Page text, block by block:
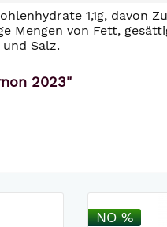
1,1g, davon
Mengen von Fett,
Salz.
2023"
NO %